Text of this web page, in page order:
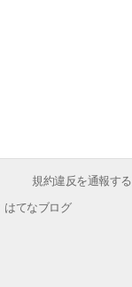
規約違反を通報する
はてなブログ